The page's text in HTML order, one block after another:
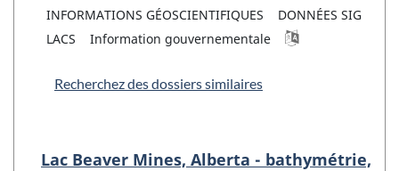
INFORMATIONS GÉOSCIENTIFIQUES
DONNÉES SIG
LACS
Information gouvernementale
Recherchez des dossiers similaires
Lac Beaver Mines, Alberta - bathymétrie,